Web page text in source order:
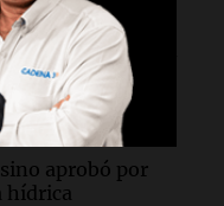
Tierras y lanza un
aprobó por
hídrica